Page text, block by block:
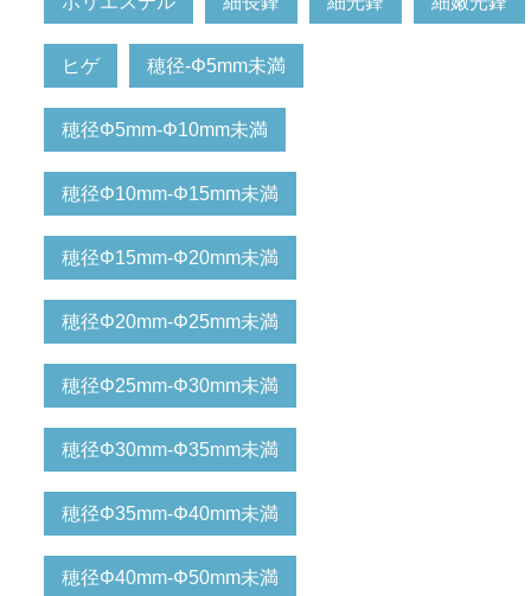
ヒゲ 穂径-Φ5mm未満
穂径Φ5mm-Φ10mm未満
穂径Φ10mm-Φ15mm未満
穂径Φ15mm-Φ20mm未満
穂径Φ20mm-Φ25mm未満
穂径Φ25mm-Φ30mm未満
穂径Φ30mm-Φ35mm未満
穂径Φ35mm-Φ40mm未満
穂径Φ40mm-Φ50mm未満